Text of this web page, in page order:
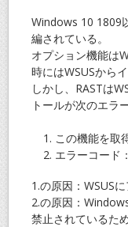
Windows 10 1809
編されている。
オプション機能は
時にはWSUSから
しかし、RASTは
トールが次のエラ
この機能を取
エラーコード
1.の原因：WSUS
2.の原因：
禁止されているため